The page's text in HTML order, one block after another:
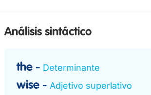
Análisis sintáctico
the Determinante
wise Adjetivo superlativo